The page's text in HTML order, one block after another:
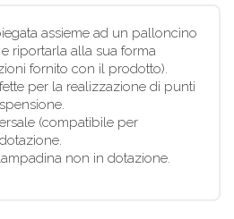
assieme ad un palloncino
riportarla alla sua forma
fornito con il prodotto).
per la realizzazione di punti
(compatibile per
non in dotazione.